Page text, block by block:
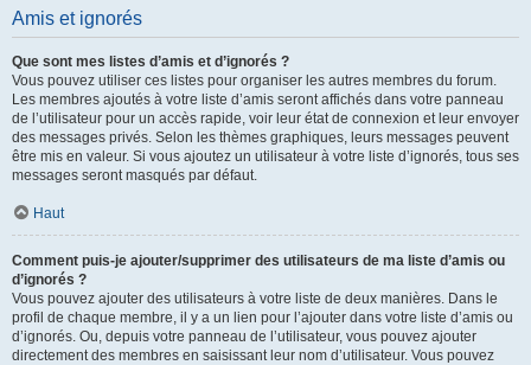
Amis et ignorés
Que sont mes listes d’amis et d’ignorés ?
Vous pouvez utiliser ces listes pour organiser les autres membres du forum.
Les membres ajoutés à votre liste d’amis seront affichés dans votre panneau
de l’utilisateur pour un accès rapide, voir leur état de connexion et leur envoyer
des messages privés. Selon les thèmes graphiques, leurs messages peuvent
être mis en valeur. Si vous ajoutez un utilisateur à votre liste d’ignorés, tous ses
messages seront masqués par défaut.
Haut
Comment puis-je ajouter/supprimer des utilisateurs de ma liste d’amis ou
d’ignorés ?
Vous pouvez ajouter des utilisateurs à votre liste de deux manières. Dans le
profil de chaque membre, il y a un lien pour l’ajouter dans votre liste d’amis ou
d’ignorés. Ou, depuis votre panneau de l’utilisateur, vous pouvez ajouter
directement des membres en saisissant leur nom d’utilisateur. Vous pouvez